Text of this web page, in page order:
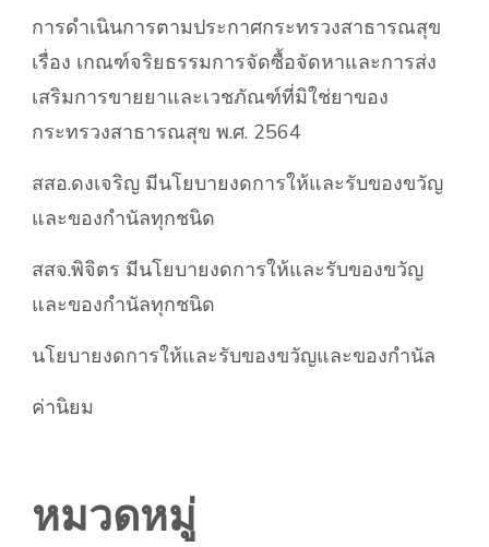
การดำเนินการตามประกาศกระทรวงสาธารณสุข
เรื่อง เกณฑ์จริยธรรมการจัดซื้อจัดหาและการส่ง
เสริมการขายยาและเวชภัณฑ์ที่มิใช่ยาของ
กระทรวงสาธารณสุข พ.ศ. 2564
สสอ.ดงเจริญ มีนโยบายงดการให้และรับของขวัญ
และของกำนัลทุกชนิด
สสจ.พิจิตร มีนโยบายงดการให้และรับของขวัญ
และของกำนัลทุกชนิด
นโยบายงดการให้และรับของขวัญและของกำนัล
ค่านิยม
หมวดหมู่